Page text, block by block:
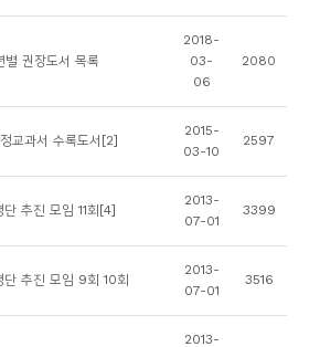
별 권장도서 목록
2018-
03-
06
2080
교과서 수록도서[2]
2015-
03-10
2597
추진 모임 11회[4]
2013-
07-01
3399
추진 모임 9회 10회
2013-
07-01
3516
2013-